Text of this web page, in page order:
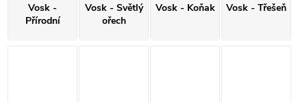
Vosk -
Přírodní
Vosk - Světlý
ořech
Vosk - Koňak Vosk - Třešeň